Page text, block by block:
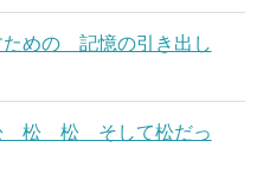
ための 記憶の引き出し
松 松 そして松だっ